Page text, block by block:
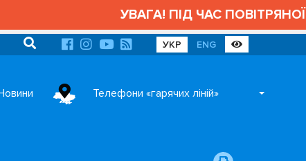
УВАГА! ПІД ЧАС
УКР ENG
Телефони «гарячих ліній»